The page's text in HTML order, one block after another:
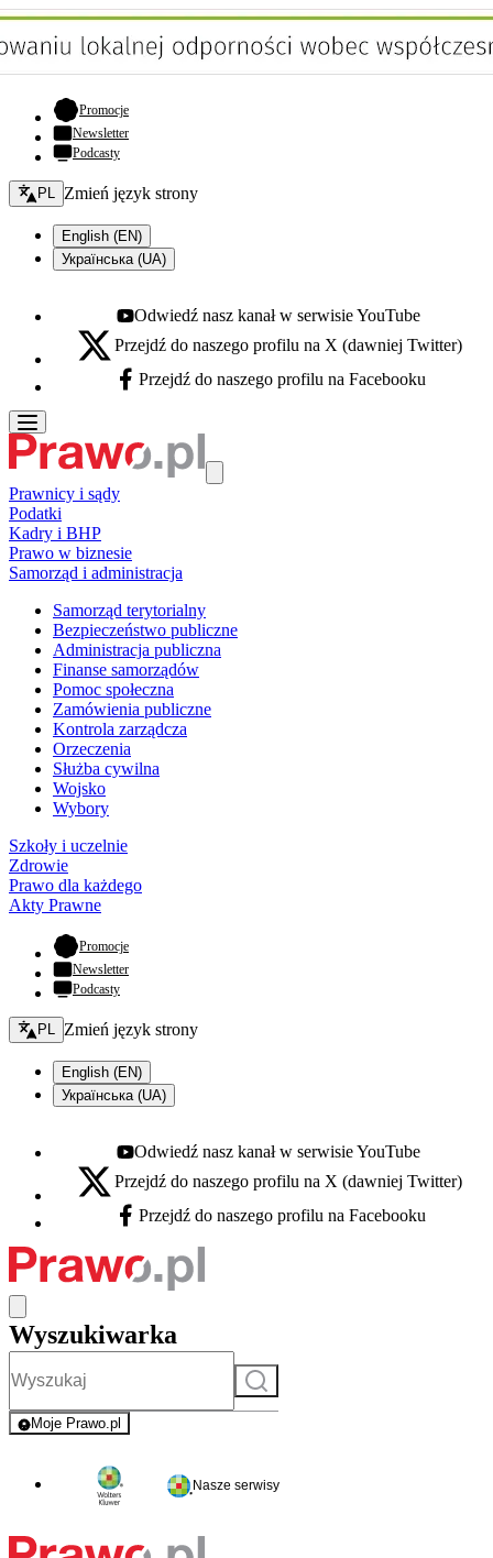
Promocje- otwiera się w nowej karcie
Newsletter
Podcasty
Zmień język - bieżący:
PL Zmień język strony
English (EN)
Українська (UA)
Youtube - otwiera się w nowej karcie
Odwiedź nasz kanał w serwisie YouTube
X - otwiera się w nowej karcie
Przejdź do naszego profilu na X (dawniej Twitter)
Facebook - otwiera się w nowej karcie
Przejdź do naszego profilu na Facebooku
Prawnicy i sądy
Podatki
Kadry i BHP
Prawo w biznesie
Samorząd i administracja
Samorząd terytorialny
Bezpieczeństwo publiczne
Administracja publiczna
Finanse samorządów
Pomoc społeczna
Zamówienia publiczne
Kontrola zarządcza
Orzeczenia
Służba cywilna
Wojsko
Wybory
Szkoły i uczelnie
Zdrowie
Prawo dla każdego
Akty Prawne
Promocje- otwiera się w nowej karcie
Newsletter
Podcasty
Zmień język - bieżący:
PL Zmień język strony
English (EN)
Українська (UA)
Youtube - otwiera się w nowej karcie
Odwiedź nasz kanał w serwisie YouTube
X - otwiera się w nowej karcie
Przejdź do naszego profilu na X (dawniej Twitter)
Facebook - otwiera się w nowej karcie
Przejdź do naszego profilu na Facebooku
Wyszukiwarka
Szukaj
Moje Prawo.pl
- rejestracja i logowanie do serwisu
Nasze serwisy